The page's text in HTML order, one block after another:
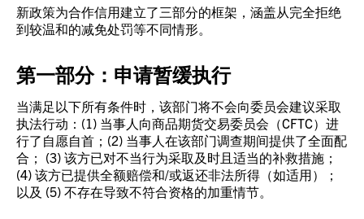
新政策为合作信用建立了三部分的框架，涵盖从完全拒绝
到较温和的减免处罚等不同情形。
第一部分：申请暂缓执行
当满足以下所有条件时，该部门将不会向委员会建议采取
执法行动：(1) 当事人向商品期货交易委员会（CFTC）进
行了自愿自首；(2) 当事人在该部门调查期间提供了全面配
合； (3) 该方已对不当行为采取及时且适当的补救措施；
(4) 该方已提供全额赔偿和/或返还非法所得（如适用）；
以及 (5) 不存在导致不符合资格的加重情节。